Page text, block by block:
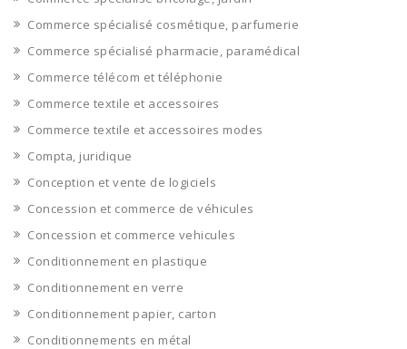
Commerce spécialisé cosmétique, parfumerie
Commerce spécialisé pharmacie, paramédical
Commerce télécom et téléphonie
Commerce textile et accessoires
Commerce textile et accessoires modes
Compta, juridique
Conception et vente de logiciels
Concession et commerce de véhicules
Concession et commerce vehicules
Conditionnement en plastique
Conditionnement en verre
Conditionnement papier, carton
Conditionnements en métal